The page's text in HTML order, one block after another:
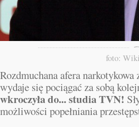
foto:
Rozdmuchana afera narkotykowa
wydaje się pociągać za sobą
wkroczyła do... studia TVN!
możliwości popełniania